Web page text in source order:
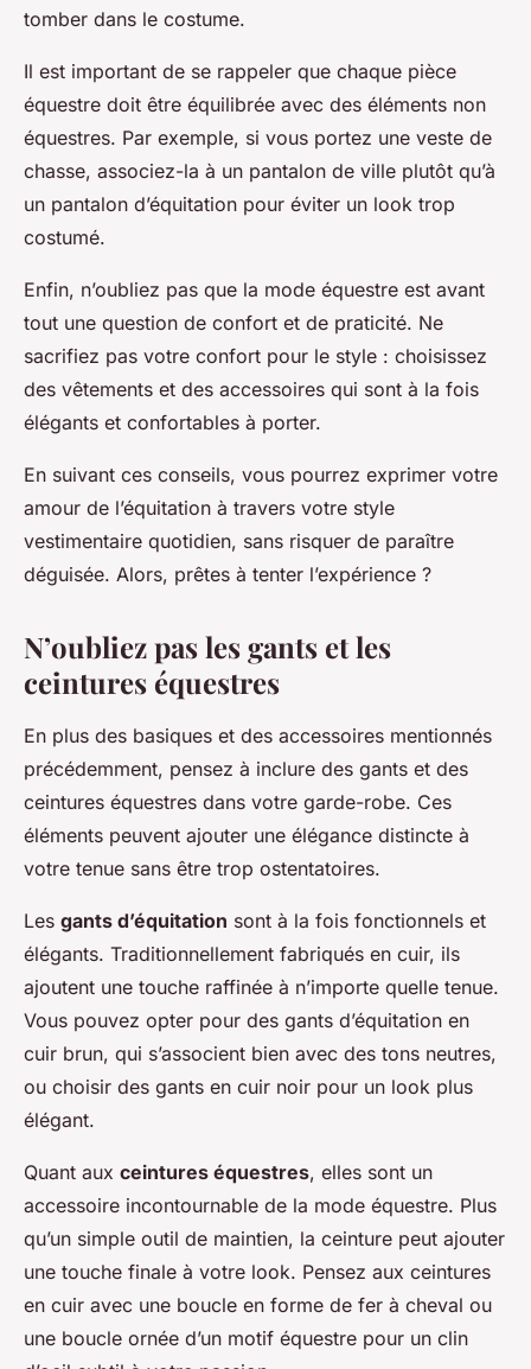
tomber dans le costume.
Il est important de se rappeler que chaque pièce
équestre doit être équilibrée avec des éléments non
équestres. Par exemple, si vous portez une veste de
chasse, associez-la à un pantalon de ville plutôt qu’à
un pantalon d’équitation pour éviter un look trop
costumé.
Enfin, n’oubliez pas que la mode équestre est avant
tout une question de confort et de praticité. Ne
sacrifiez pas votre confort pour le style : choisissez
des vêtements et des accessoires qui sont à la fois
élégants et confortables à porter.
En suivant ces conseils, vous pourrez exprimer votre
amour de l’équitation à travers votre style
vestimentaire quotidien, sans risquer de paraître
déguisée. Alors, prêtes à tenter l’expérience ?
N’oubliez pas les gants et les
ceintures équestres
En plus des basiques et des accessoires mentionnés
précédemment, pensez à inclure des gants et des
ceintures équestres dans votre garde-robe. Ces
éléments peuvent ajouter une élégance distincte à
votre tenue sans être trop ostentatoires.
Les gants d’équitation sont à la fois fonctionnels et
élégants. Traditionnellement fabriqués en cuir, ils
ajoutent une touche raffinée à n’importe quelle tenue.
Vous pouvez opter pour des gants d’équitation en
cuir brun, qui s’associent bien avec des tons neutres,
ou choisir des gants en cuir noir pour un look plus
élégant.
Quant aux ceintures équestres, elles sont un
accessoire incontournable de la mode équestre. Plus
qu’un simple outil de maintien, la ceinture peut ajouter
une touche finale à votre look. Pensez aux ceintures
en cuir avec une boucle en forme de fer à cheval ou
une boucle ornée d’un motif équestre pour un clin